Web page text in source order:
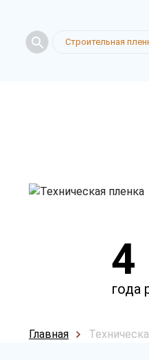
Строительная
4
года
Главная